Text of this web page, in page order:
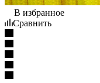
В избранное
Сравнить